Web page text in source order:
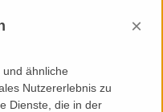
×
ähnliche
Nutzererlebnis zu
Dienste, die in der